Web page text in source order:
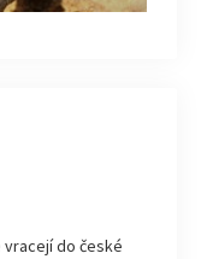
vracejí do české